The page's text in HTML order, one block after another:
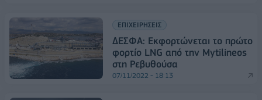
ΕΠΙΧΕΙΡΗΣΕΙΣ
ΔΕΣΦΑ: Εκφορτώνεται το πρώτο
φορτίο LNG από την Mytilineos
στη Ρεβυθούσα
07/11/2022 - 18:13